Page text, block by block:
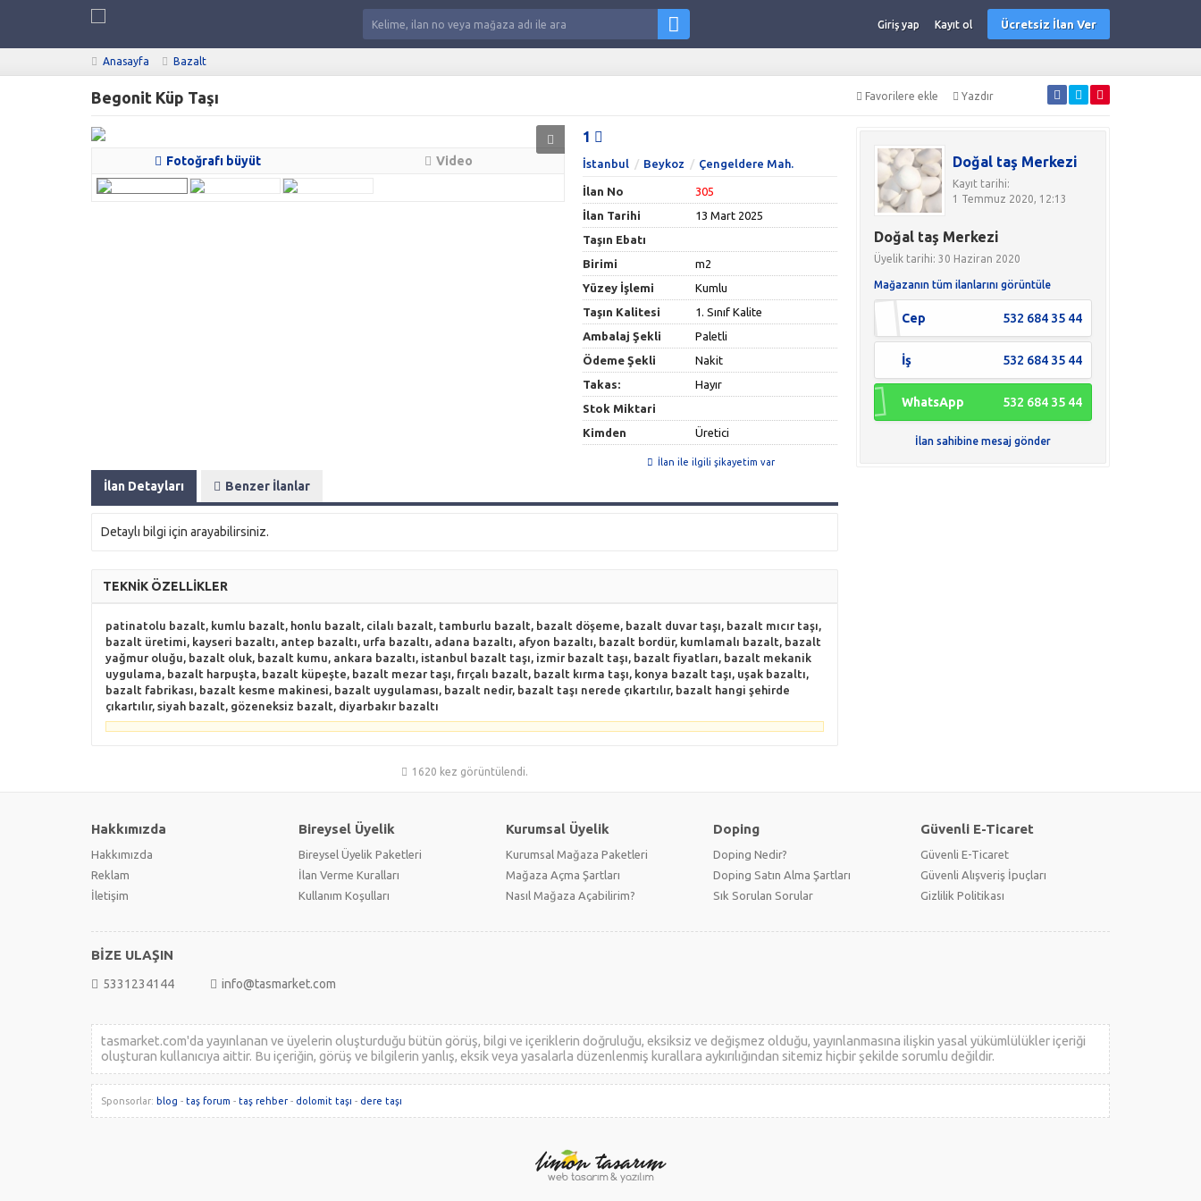
Giriş yap Kayıt ol Ücretsiz İlan Ver
Anasayfa Bazalt
Begonit Küp Taşı Favorilere ekle Yazdır
Fotoğrafı büyüt Video
1
İstanbul Beykoz Çengeldere Mah.
İlan No
305
İlan Tarihi
13 Mart 2025
Taşın Ebatı
Birimi
m2
Yüzey İşlemi
Kumlu
Taşın Kalitesi
1. Sınıf Kalite
Ambalaj Şekli
Paletli
Ödeme Şekli
Nakit
Takas:
Hayır
Stok Miktari
Kimden
Üretici
İlan ile ilgili şikayetim var
İlan Detayları Benzer İlanlar
Detaylı bilgi için arayabilirsiniz.
TEKNİK ÖZELLİKLER
patinatolu bazalt, kumlu bazalt, honlu bazalt, cilalı bazalt, tamburlu bazalt, bazalt döşeme, bazalt duvar taşı, bazalt mıcır taşı,
bazalt üretimi, kayseri bazaltı, antep bazaltı, urfa bazaltı, adana bazaltı, afyon bazaltı, bazalt bordür, kumlamalı bazalt, bazalt
yağmur oluğu, bazalt oluk, bazalt kumu, ankara bazaltı, istanbul bazalt taşı, izmir bazalt taşı, bazalt fiyatları, bazalt mekanik
uygulama, bazalt harpuşta, bazalt küpeşte, bazalt mezar taşı, fırçalı bazalt, bazalt kırma taşı, konya bazalt taşı, uşak bazaltı,
bazalt fabrikası, bazalt kesme makinesi, bazalt uygulaması, bazalt nedir, bazalt taşı nerede çıkartılır, bazalt hangi şehirde
çıkartılır, siyah bazalt, gözeneksiz bazalt, diyarbakır bazaltı
1620 kez görüntülendi.
Doğal taş Merkezi
Kayıt tarihi:
1 Temmuz 2020, 12:13
Doğal taş Merkezi
Üyelik tarihi: 30 Haziran 2020
Mağazanın tüm ilanlarını görüntüle
Cep 532 684 35 44
İş 532 684 35 44
WhatsApp 532 684 35 44
İlan sahibine mesaj gönder
Hakkımızda
Hakkımızda
Reklam
İletişim
Bireysel Üyelik
Bireysel Üyelik Paketleri
İlan Verme Kuralları
Kullanım Koşulları
Kurumsal Üyelik
Kurumsal Mağaza Paketleri
Mağaza Açma Şartları
Nasıl Mağaza Açabilirim?
Doping
Doping Nedir?
Doping Satın Alma Şartları
Sık Sorulan Sorular
Güvenli E-Ticaret
Güvenli E-Ticaret
Güvenli Alışveriş İpuçları
Gizlilik Politikası
BİZE ULAŞIN
5331234144 info@tasmarket.com
tasmarket.com'da yayınlanan ve üyelerin oluşturduğu bütün görüş, bilgi ve içeriklerin doğruluğu, eksiksiz ve değişmez olduğu, yayınlanmasına ilişkin yasal yükümlülükler içeriği
oluşturan kullanıcıya aittir. Bu içeriğin, görüş ve bilgilerin yanlış, eksik veya yasalarla düzenlenmiş kurallara aykırılığından sitemiz hiçbir şekilde sorumlu değildir.
Sponsorlar: blog - taş forum - taş rehber - dolomit taşı - dere taşı